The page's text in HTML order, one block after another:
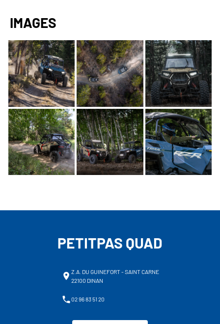
IMAGES
PETITPAS QUAD
Z.A. DU GUINEFORT - SAINT CARNE
22100 DINAN
02 96 83 51 20